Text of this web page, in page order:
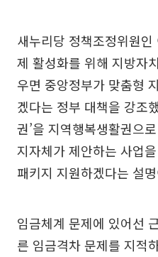
새누리당 정책조정위원
제 활성화를 위해 지방자
우면 중앙정부가 맞춤형
겠다는 정부 대책을 강조
권’을 지역행복생활권으
지자체가 제안하는 사업
패키지 지원하겠다는 설
임금체계 문제에 있어선
른 임금격차 문제를 지적